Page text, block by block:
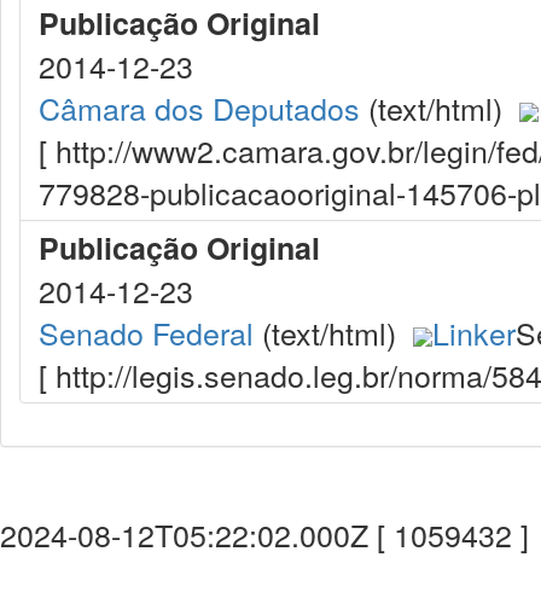
Publicação Original
2014-12-23
Câmara dos Deputados (text/html)
[ http://www2.camara.gov.br/legin/
779828-publicacaooriginal-145706-
Publicação Original
2014-12-23
Senado Federal (text/html) Linker
[ http://legis.senado.leg.br/norma/
2024-08-12T05:22:02.000Z [ 1059432 ]